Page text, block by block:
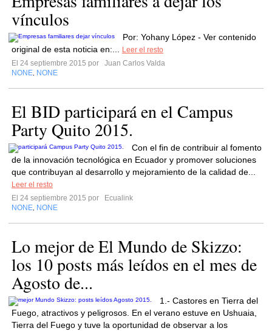
vínculos
Por: Yohany López - Ver contenido
original de esta noticia en:...
Leer el resto
El 24 septiembre 2015 por
Juan Carlos Valda
NONE NONE
El BID participará en el Campus
Party Quito 2015.
Con el fin de contribuir al fomento
de la innovación tecnológica en Ecuador y promover soluciones
que contribuyan al desarrollo y mejoramiento de la calidad de...
Leer el resto
El 24 septiembre 2015 por
Ecualink
NONE NONE
Lo mejor de El Mundo de Skizzo:
los 10 posts más leídos en el mes de
Agosto de...
1.- Castores en Tierra del
Fuego, atractivos y peligrosos. En el verano estuve en Ushuaia,
Tierra del Fuego y tuve la oportunidad de observar a los